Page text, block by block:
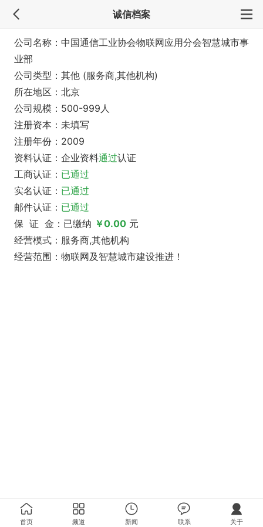
诚信档案
公司名称：中国通信工业协会物联网应用分会智慧城市事
业部
公司类型：其他 (服务商,其他机构)
所在地区：北京
公司规模：500-999人
注册资本：未填写
注册年份：2009
资料认证：企业资料通过认证
工商认证： 已通过
实名认证： 已通过
邮件认证： 已通过
保 证 金：已缴纳 ￥0.00 元
经营模式：服务商,其他机构
经营范围：物联网及智慧城市建设推进！
首页 频道 新闻 联系 关于